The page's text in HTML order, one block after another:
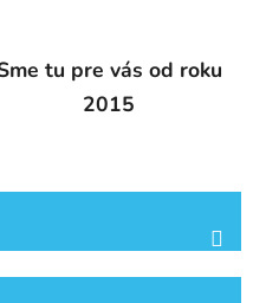
tu pre vás od roku
2015